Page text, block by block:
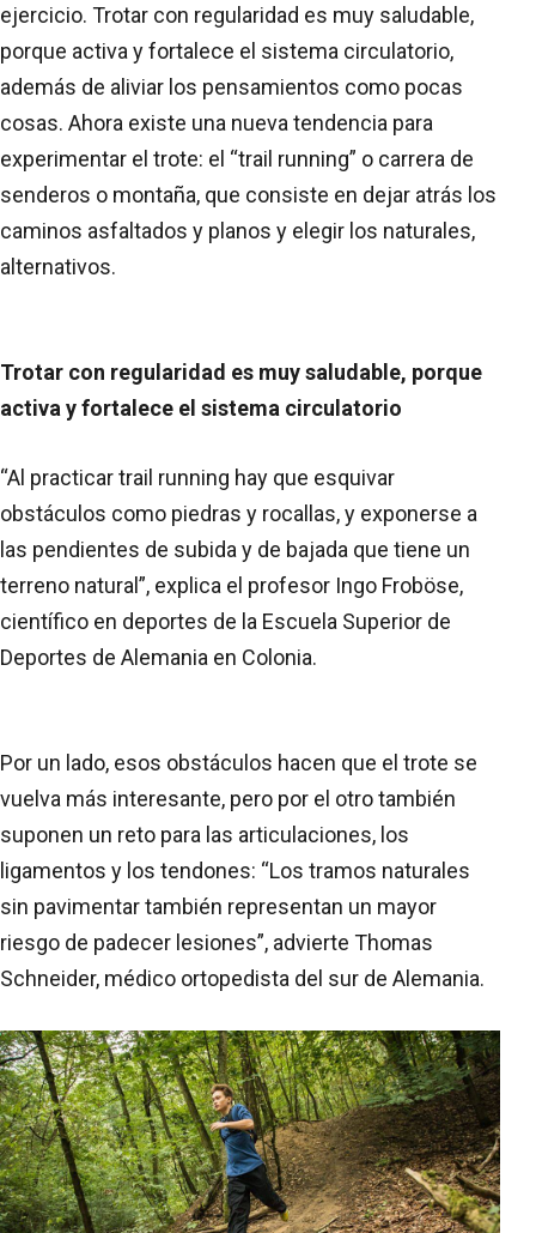
ejercicio. Trotar con regularidad es muy saludable,
porque activa y fortalece el sistema circulatorio,
además de aliviar los pensamientos como pocas
cosas. Ahora existe una nueva tendencia para
experimentar el trote: el “trail running” o carrera de
senderos o montaña, que consiste en dejar atrás los
caminos asfaltados y planos y elegir los naturales,
alternativos.
Trotar con regularidad es muy saludable, porque
activa y fortalece el sistema circulatorio
“Al practicar trail running hay que esquivar
obstáculos como piedras y rocallas, y exponerse a
las pendientes de subida y de bajada que tiene un
terreno natural”, explica el profesor Ingo Froböse,
científico en deportes de la Escuela Superior de
Deportes de Alemania en Colonia.
Por un lado, esos obstáculos hacen que el trote se
vuelva más interesante, pero por el otro también
suponen un reto para las articulaciones, los
ligamentos y los tendones: “Los tramos naturales
sin pavimentar también representan un mayor
riesgo de padecer lesiones”, advierte Thomas
Schneider, médico ortopedista del sur de Alemania.